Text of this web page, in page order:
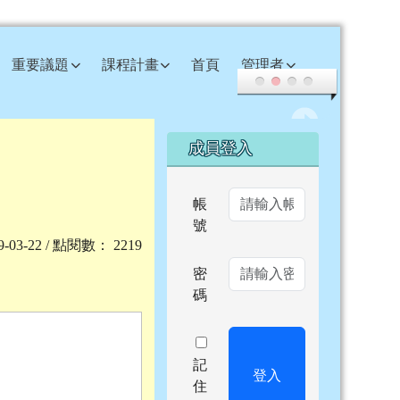
重要議題 課程計畫 首頁 管理者
03-22 / 點閱數： 2219
右邊區域內容
成員登入
帳
號
密
碼
記
住
登入